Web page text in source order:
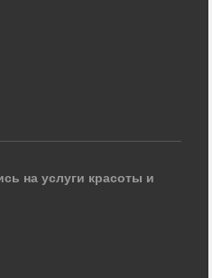
на услуги красоты и